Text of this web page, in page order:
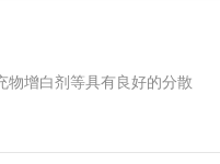
物增白剂等具有良好的分散